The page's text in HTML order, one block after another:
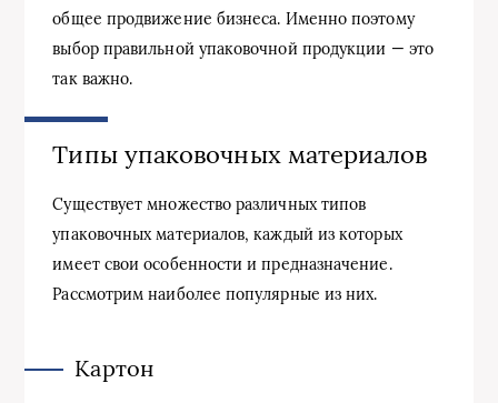
общее продвижение бизнеса. Именно поэтому
выбор правильной упаковочной продукции — это
так важно.
Типы упаковочных материалов
Существует множество различных типов
упаковочных материалов, каждый из которых
имеет свои особенности и предназначение.
Рассмотрим наиболее популярные из них.
Картон